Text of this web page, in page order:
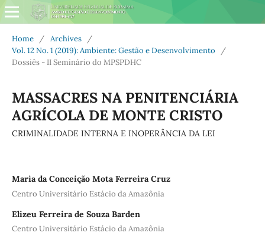
Home / Archives
/
Vol. 12 No. 1 (2019): Ambiente: Gestão e Desenvolvimento
/
Dossiês - II Seminário do MPSPDHC
MASSACRES NA PENITENCIÁRIA
AGRÍCOLA DE MONTE CRISTO
CRIMINALIDADE INTERNA E INOPERÂNCIA DA LEI
Maria da Conceição Mota Ferreira Cruz
Centro Universitário Estácio da Amazônia
Elizeu Ferreira de Souza Barden
Centro Universitário Estácio da Amazônia